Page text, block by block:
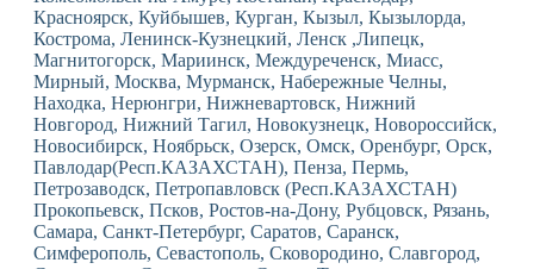
Красноярск, Куйбышев, Курган, Кызыл, Кызылорда,
Кострома, Ленинск-Кузнецкий, Ленск ,Липецк,
Магнитогорск, Мариинск, Междуреченск, Миасс,
Мирный, Москва, Мурманск, Набережные Челны,
Находка, Нерюнгри, Нижневартовск, Нижний
Новгород, Нижний Тагил, Новокузнецк, Новороссийск,
Новосибирск, Ноябрьск, Озерск, Омск, Оренбург, Орск,
Павлодар(Респ.КАЗАХСТАН), Пенза, Пермь,
Петрозаводск, Петропавловск (Респ.КАЗАХСТАН)
Прокопьевск, Псков, Ростов-на-Дону, Рубцовск, Рязань,
Самара, Санкт-Петербург, Саратов, Саранск,
Симферополь, Севастополь, Сковородино, Славгород,